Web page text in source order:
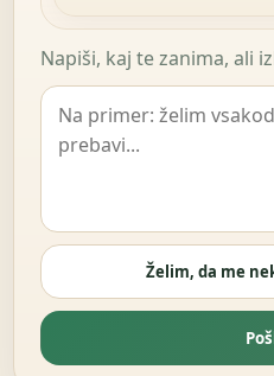
Napiši, kaj te zanima, ali
Želim, da me